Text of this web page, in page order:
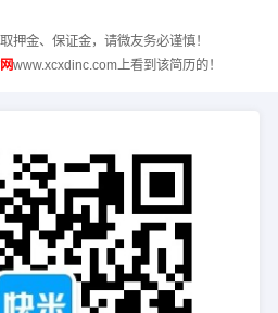
押金、保证金，请微友务必谨慎！
www.xcxdinc.com上看到该简历的！